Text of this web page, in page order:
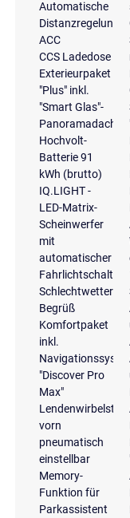
Automatische
Distanzregelung
ACC
CCS Ladedose
Exterieurpaket
"Plus" inkl.
"Smart Glas"-
Panoramadach
Hochvolt-
Batterie 91
kWh (brutto)
IQ.LIGHT -
LED-Matrix-
Scheinwerfer
mit
automatischer
Begrüß
Komfortpaket
inkl.
"Discover Pro
Max"
vorn
pneumatisch
einstellbar
Memory-
Funktion für
Parkassistent